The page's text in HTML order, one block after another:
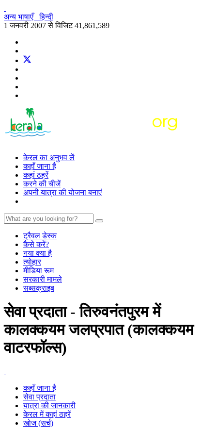
अन्य भाषाएँ हिन्दी
1 जनवरी 2007 से विजिट41,861,589
केरल का अनुभव लें
कहाँ जाना है
कहां ठहरें
करने की चीजें
अपनी यात्रा की योजना बनाएं
ट्रैवल डेस्क
कैसे करें?
नया क्या है
त्योहार
मीडिया रूम
सरकारी मामले
सब्सक्राइब
सेवा प्रदाता - तिरुवनंतपुरम में
कालक्कयम जलप्रपात (कालक्कयम
वाटरफॉल्स)
कहाँ जाना है
सेवा प्रदाता
यात्रा की जानकारी
केरल में कहां ठहरें
खोज (सर्च)